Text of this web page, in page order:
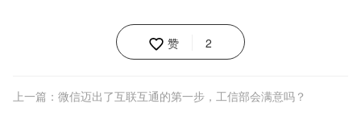
赞 2
上一篇：微信迈出了互联互通的第一步，工信部会满意吗？